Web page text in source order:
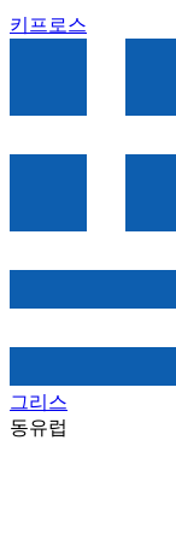
키프로스
그리스
동유럽